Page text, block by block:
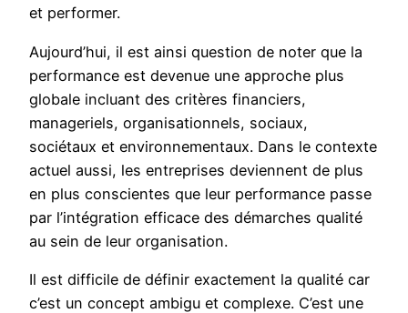
et performer.
Aujourd’hui, il est ainsi question de noter que la
performance est devenue une approche plus
globale incluant des critères financiers,
manageriels, organisationnels, sociaux,
sociétaux et environnementaux. Dans le contexte
actuel aussi, les entreprises deviennent de plus
en plus conscientes que leur performance passe
par l’intégration efficace des démarches qualité
au sein de leur organisation.
Il est difficile de définir exactement la qualité car
c’est un concept ambigu et complexe. C’est une